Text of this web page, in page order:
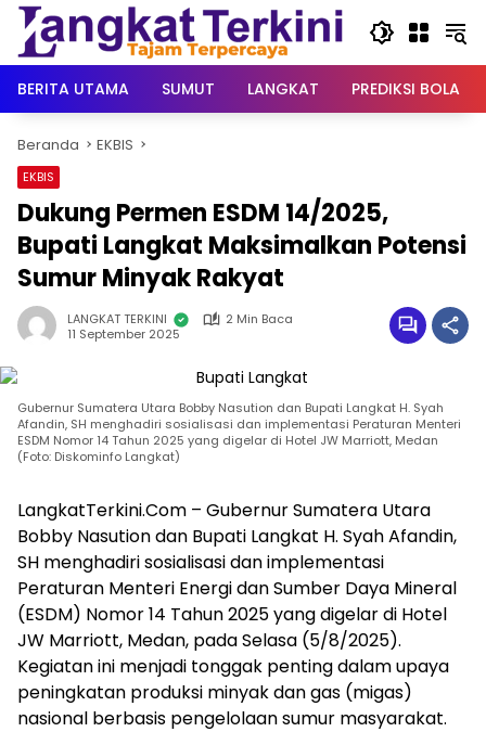
Langsung
konten
BERITA UTAMA
SUMUT LANGKAT PREDIKSI BOLA
Beranda EKBIS
EKBIS
Dukung Permen ESDM 14/2025,
Bupati Langkat Maksimalkan Potensi
Sumur Minyak Rakyat
LANGKAT TERKINI
2 Min Baca
11 September 2025
Gubernur Sumatera Utara Bobby Nasution dan Bupati Langkat H. Syah
Afandin, SH menghadiri sosialisasi dan implementasi Peraturan Menteri
ESDM Nomor 14 Tahun 2025 yang digelar di Hotel JW Marriott, Medan
(Foto: Diskominfo Langkat)
LangkatTerkini.Com – Gubernur Sumatera Utara
Bobby Nasution dan Bupati Langkat H. Syah Afandin,
SH menghadiri sosialisasi dan implementasi
Peraturan Menteri Energi dan Sumber Daya Mineral
(ESDM) Nomor 14 Tahun 2025 yang digelar di Hotel
JW Marriott, Medan, pada Selasa (5/8/2025).
Kegiatan ini menjadi tonggak penting dalam upaya
peningkatan produksi minyak dan gas (migas)
nasional berbasis pengelolaan sumur masyarakat.